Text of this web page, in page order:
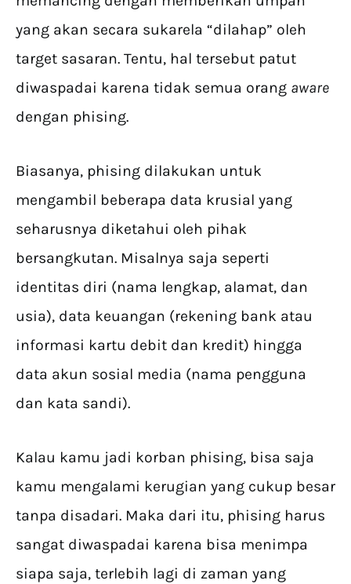
yang akan secara sukarela “dilahap” oleh
target sasaran. Tentu, hal tersebut patut
diwaspadai karena tidak semua orang aware
dengan phising.
Biasanya, phising dilakukan untuk
mengambil beberapa data krusial yang
seharusnya diketahui oleh pihak
bersangkutan. Misalnya saja seperti
identitas diri (nama lengkap, alamat, dan
usia), data keuangan (rekening bank atau
informasi kartu debit dan kredit) hingga
data akun sosial media (nama pengguna
dan kata sandi).
Kalau kamu jadi korban phising, bisa saja
kamu mengalami kerugian yang cukup besar
tanpa disadari. Maka dari itu, phising harus
sangat diwaspadai karena bisa menimpa
siapa saja, terlebih lagi di zaman yang